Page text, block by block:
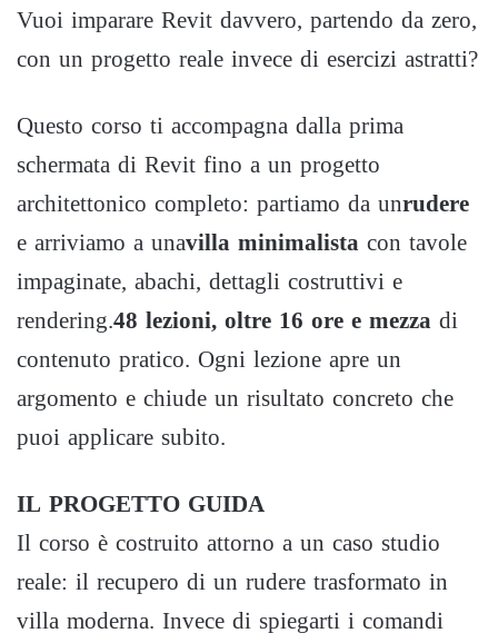
Vuoi imparare Revit davvero, partendo da zero,
con un progetto reale invece di esercizi astratti?
Questo corso ti accompagna dalla prima
schermata di Revit fino a un progetto
architettonico completo: partiamo da unrudere
e arriviamo a unavilla minimalistacon tavole
impaginate, abachi, dettagli costruttivi e
rendering.48 lezioni, oltre 16 ore e mezzadi
contenuto pratico. Ogni lezione apre un
argomento e chiude un risultato concreto che
puoi applicare subito.
IL PROGETTO GUIDA
Il corso è costruito attorno a un caso studio
reale: il recupero di un rudere trasformato in
villa moderna. Invece di spiegarti i comandi